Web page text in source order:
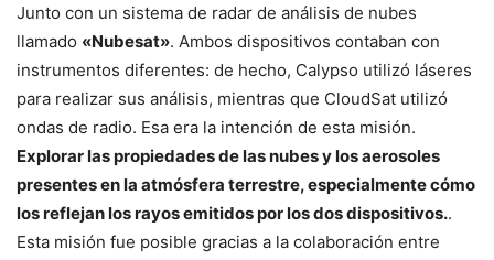
Junto con un sistema de radar de análisis de nubes
llamado «Nubesat». Ambos dispositivos contaban con
instrumentos diferentes: de hecho, Calypso utilizó láseres
para realizar sus análisis, mientras que CloudSat utilizó
ondas de radio. Esa era la intención de esta misión.
Explorar las propiedades de las nubes y los aerosoles
presentes en la atmósfera terrestre, especialmente cómo
los reflejan los rayos emitidos por los dos dispositivos..
Esta misión fue posible gracias a la colaboración entre